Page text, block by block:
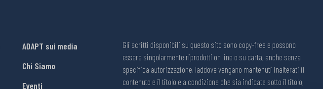
ADAPT sui media
Chi Siamo
Eventi
Gli scritti disponibili su questo sito sono copy-free e possono
essere singolarmente riprodotti on line o su carta, anche senza
specifica autorizzazione, laddove vengano mantenuti inalterati il
contenuto e il titolo e a condizione che sia indicata sotto il titolo,